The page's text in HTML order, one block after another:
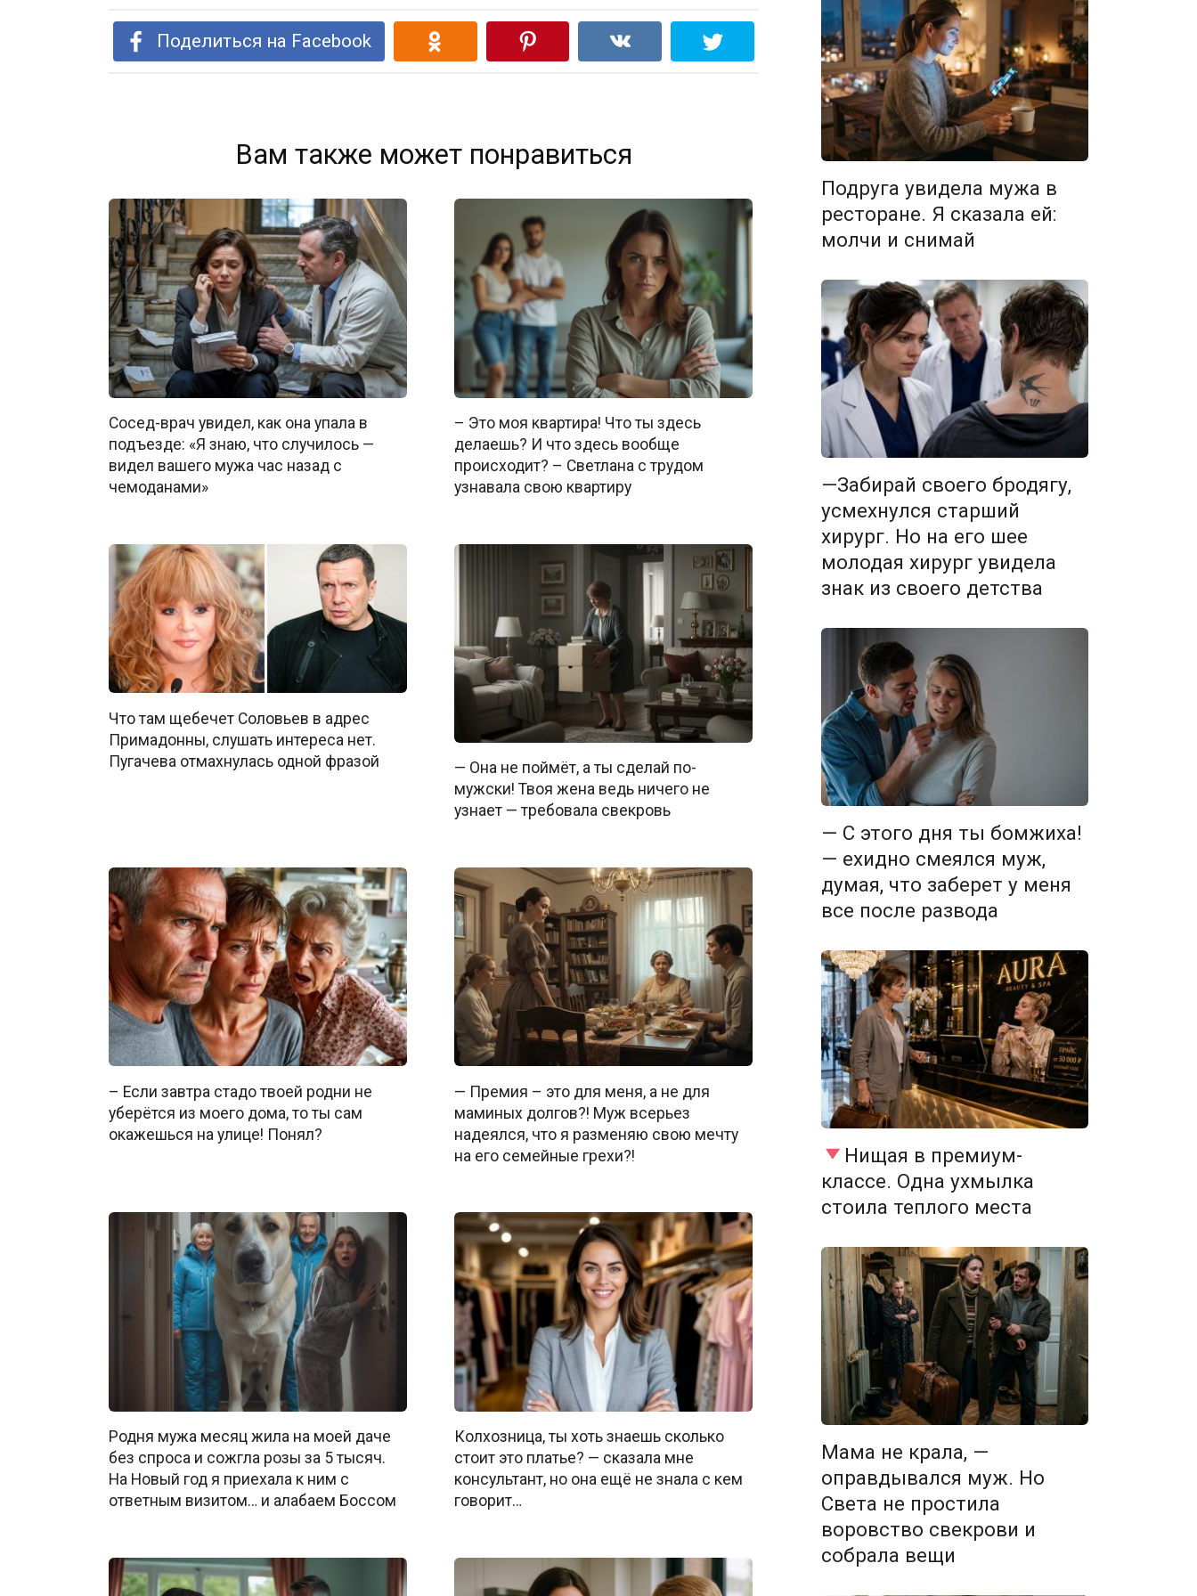
Поделиться на Facebook
Вам также может понравиться
Сосед-врач увидел, как она упала в
подъезде: «Я знаю, что случилось —
видел вашего мужа час назад с
чемоданами»
– Это моя квартира! Что ты здесь
делаешь? И что здесь вообще
происходит? – Светлана с трудом
узнавала свою квартиру
Что там щебечет Соловьев в адрес
Примадонны, слушать интереса нет.
Пугачева отмахнулась одной фразой
— Она не поймёт, а ты сделай по-
мужски! Твоя жена ведь ничего не
узнает — требовала свекровь
– Если завтра стадо твоей родни не
уберётся из моего дома, то ты сам
окажешься на улице! Понял?
— Премия – это для меня, а не для
маминых долгов?! Муж всерьез
надеялся, что я разменяю свою мечту
на его семейные грехи?!
Родня мужа месяц жила на моей даче
без спроса и сожгла розы за 5 тысяч.
На Новый год я приехала к ним с
ответным визитом… и алабаем Боссом
Колхозница, ты хоть знаешь сколько
стоит это платье? — сказала мне
консультант, но она ещё не знала с кем
говорит…
Подруга увидела мужа в
ресторане. Я сказала ей:
молчи и снимай
—Забирай своего бродягу,
усмехнулся старший
хирург. Но на его шее
молодая хирург увидела
знак из своего детства
— С этого дня ты бомжиха!
— ехидно смеялся муж,
думая, что заберет у меня
все после развода
Нищая в премиум-
классе. Одна ухмылка
стоила теплого места
Мама не крала, —
оправдывался муж. Но
Света не простила
воровство свекрови и
собрала вещи